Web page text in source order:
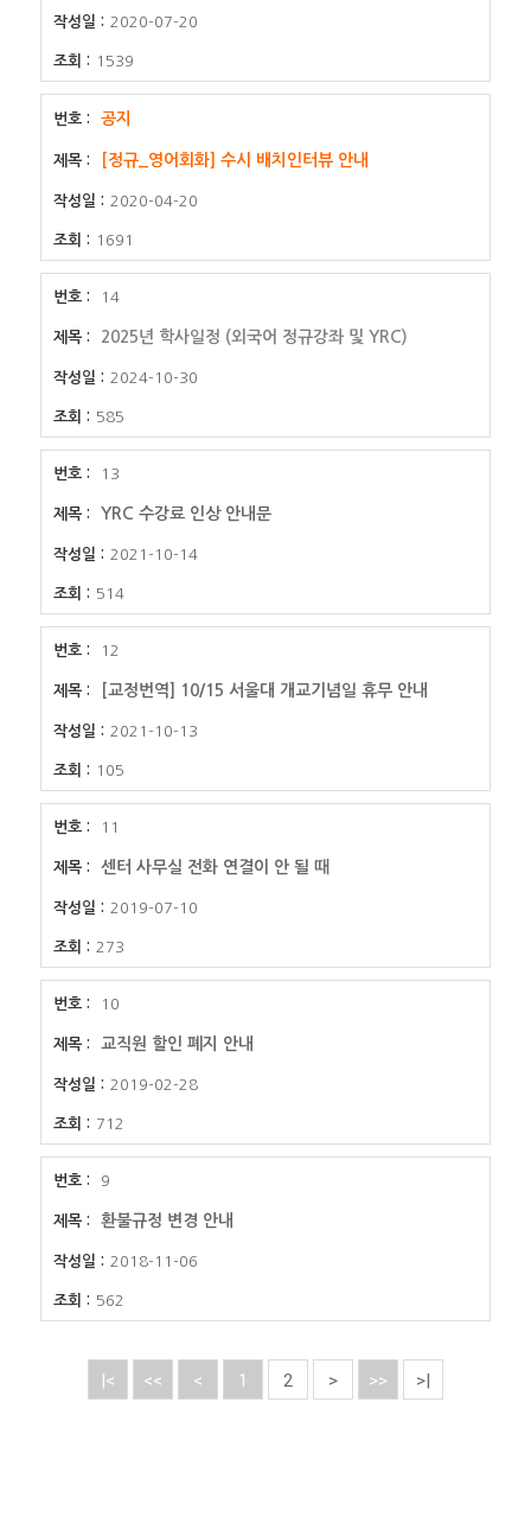
2020-07-20
1539
공지
[정규_영어회화] 수시 배치인터뷰 안내
2020-04-20
1691
14
2025년 학사일정 (외국어 정규강좌 및 YRC)
2024-10-30
585
13
YRC 수강료 인상 안내문
2021-10-14
514
12
[교정번역] 10/15 서울대 개교기념일 휴무 안내
2021-10-13
105
11
센터 사무실 전화 연결이 안 될 때
2019-07-10
273
10
교직원 할인 폐지 안내
2019-02-28
712
9
환불규정 변경 안내
2018-11-06
562
|< << < 1 2 > >> >|